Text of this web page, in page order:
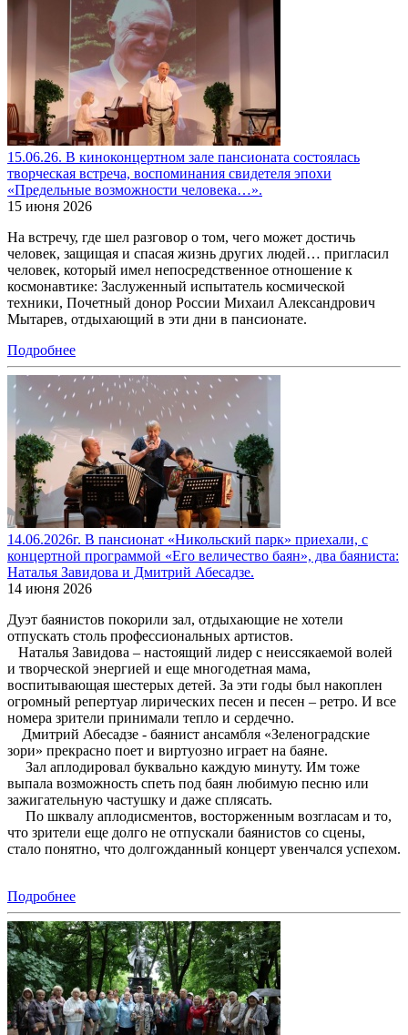
15.06.26. В киноконцертном зале пансионата состоялась
творческая встреча, воспоминания свидетеля эпохи
«Предельные возможности человека…».
15 июня 2026
На встречу, где шел разговор о том, чего может достичь
человек, защищая и спасая жизнь других людей… пригласил
человек, который имел непосредственное отношение к
космонавтике: Заслуженный испытатель космической
техники, Почетный донор России Михаил Александрович
Мытарев, отдыхающий в эти дни в пансионате.
Подробнее
14.06.2026г. В пансионат «Никольский парк» приехали, с
концертной программой «Его величество баян», два баяниста:
Наталья Завидова и Дмитрий Абесадзе.
14 июня 2026
Дуэт баянистов покорили зал, отдыхающие не хотели
отпускать столь профессиональных артистов.
Наталья Завидова – настоящий лидер с неиссякаемой волей
и творческой энергией и еще многодетная мама,
воспитывающая шестерых детей. За эти годы был накоплен
огромный репертуар лирических песен и песен – ретро. И все
номера зрители принимали тепло и сердечно.
Дмитрий Абесадзе - баянист ансамбля «Зеленоградские
зори» прекрасно поет и виртуозно играет на баяне.
Зал аплодировал буквально каждую минуту. Им тоже
выпала возможность спеть под баян любимую песню или
зажигательную частушку и даже сплясать.
По шквалу аплодисментов, восторженным возгласам и то,
что зрители еще долго не отпускали баянистов со сцены,
стало понятно, что долгожданный концерт увенчался успехом.
Подробнее